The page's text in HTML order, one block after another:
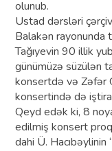
olunub.
Ustad dərsləri
Balakən rayonunda
Tağıyevin 90 illik
günümüzə süzülən
konsertdə və Zəfər
konsertində də
Qeyd edək ki, 8
edilmiş konsert
dahi Ü. Hacıbəylinin